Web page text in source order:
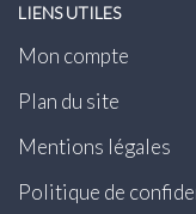
LIENS UTILES
Mon compte
Plan du site
Mentions légales
Politique de